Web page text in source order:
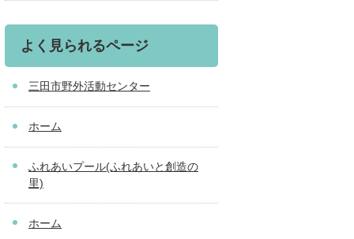
よく見られるページ
三田市野外活動センター
ホーム
ふれあいプール(ふれあいと創造の
里)
ホーム